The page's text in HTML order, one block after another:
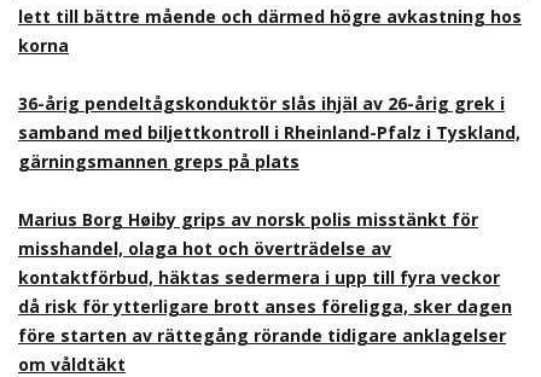
lett till bättre mående och därmed högre avkastning hos
korna
36-årig pendeltågskonduktör slås ihjäl av 26-årig grek i
samband med biljettkontroll i Rheinland-Pfalz i Tyskland,
gärningsmannen greps på plats
Marius Borg Høiby grips av norsk polis misstänkt för
misshandel, olaga hot och överträdelse av
kontaktförbud, häktas sedermera i upp till fyra veckor
då risk för ytterligare brott anses föreligga, sker dagen
före starten av rättegång rörande tidigare anklagelser
om våldtäkt